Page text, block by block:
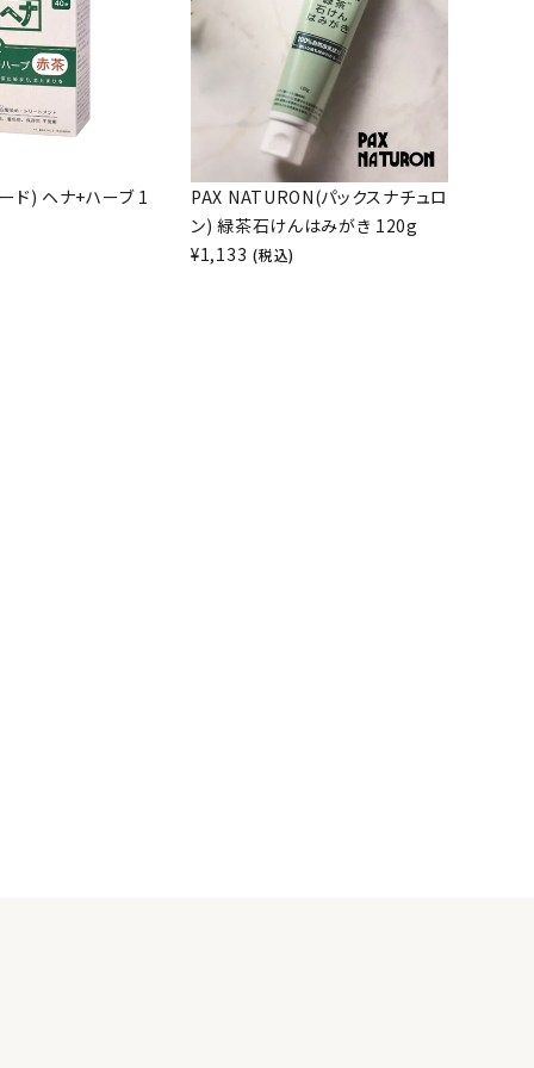
ド) ヘナ+ハーブ 1
PAX NATURON(パックスナチュロ
ン) 緑茶石けんはみがき 120g
¥1,133 (税込)